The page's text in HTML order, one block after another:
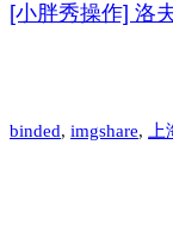
[小胖秀操作] 洛
binded, imgshare, 上